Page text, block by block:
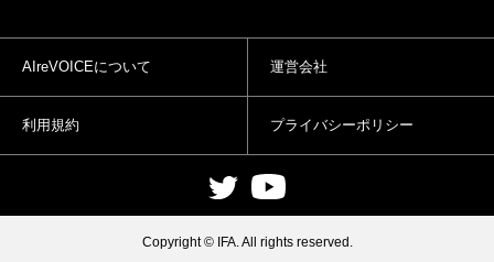
AIreVOICEについて 運営会社
利用規約 プライバシーポリシー
Copyright © IFA. All rights reserved.